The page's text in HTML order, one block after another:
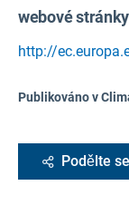
webové
http://
Publikováno v
Podělte